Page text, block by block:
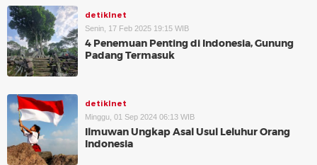
detikInet
Senin, 17 Feb 2025 19:15 WIB
4 Penemuan Penting di Indonesia, Gunung
Padang Termasuk
detikInet
Minggu, 01 Sep 2024 06:13 WIB
Ilmuwan Ungkap Asal Usul Leluhur Orang
Indonesia